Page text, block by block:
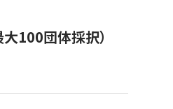
100団体採択）